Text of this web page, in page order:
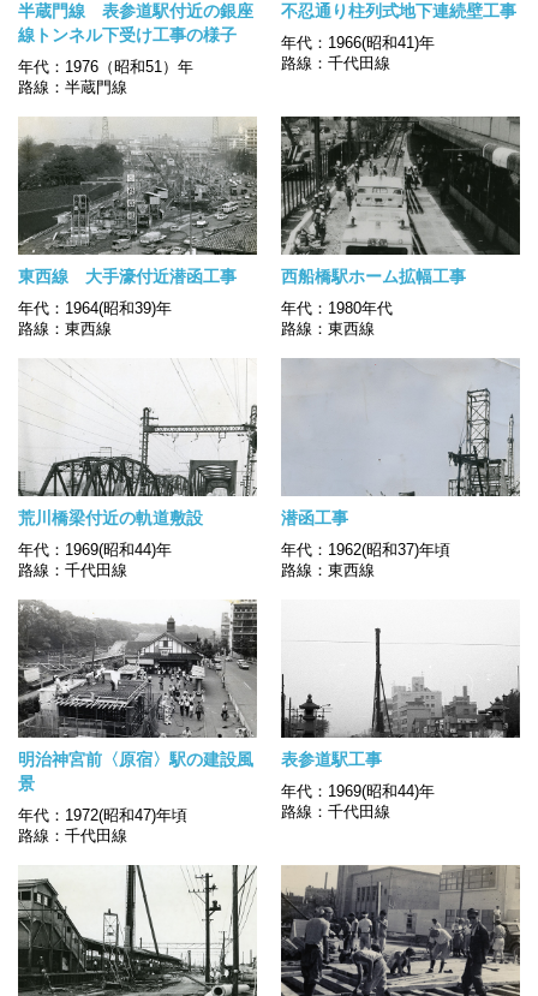
半蔵門線 表参道駅付近の銀座
線トンネル下受け工事の様子
年代：1976（昭和51）年
路線：半蔵門線
不忍通り柱列式地下連続壁工事
年代：1966(昭和41)年
路線：千代田線
東西線 大手濠付近潜函工事
年代：1964(昭和39)年
路線：東西線
西船橋駅ホーム拡幅工事
年代：1980年代
路線：東西線
荒川橋梁付近の軌道敷設
年代：1969(昭和44)年
路線：千代田線
潜函工事
年代：1962(昭和37)年頃
路線：東西線
明治神宮前〈原宿〉駅の建設風
景
年代：1972(昭和47)年頃
路線：千代田線
表参道駅工事
年代：1969(昭和44)年
路線：千代田線